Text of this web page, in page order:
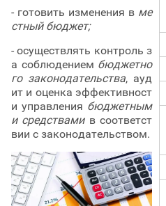
- готовить изменения в ме
стный бюджет;
- осуществлять контроль з
а соблюдением бюджетно
го законодательства, ауд
ит и оценка эффективност
и управления бюджетным
и средствамив соответст
вии с законодательством.